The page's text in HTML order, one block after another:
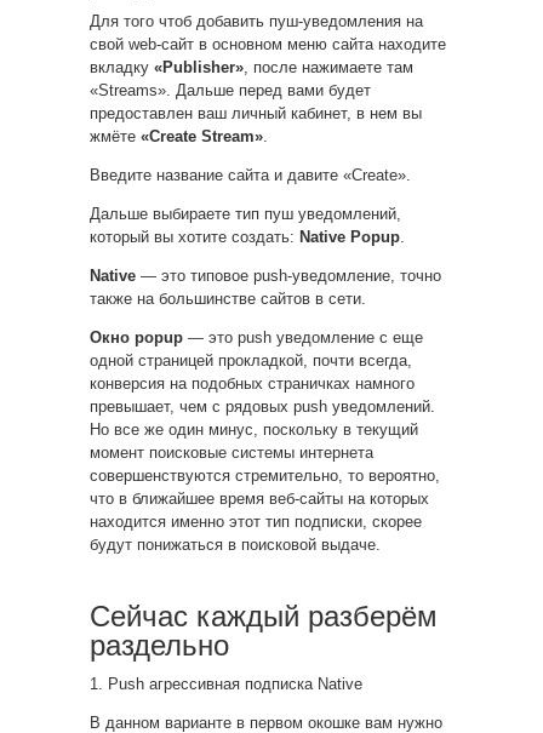
Для того чтоб добавить пуш-уведомления на
свой web-сайт в основном меню сайта находите
вкладку «Publisher», после нажимаете там
«Streams». Дальше перед вами будет
предоставлен ваш личный кабинет, в нем вы
жмёте «Create Stream».
Введите название сайта и давите «Create».
Дальше выбираете тип пуш уведомлений,
который вы хотите создать: Native Popup.
Native — это типовое push-уведомление, точно
также на большинстве сайтов в сети.
Окно popup — это push уведомление с еще
одной страницей прокладкой, почти всегда,
конверсия на подобных страничках намного
превышает, чем с рядовых push уведомлений.
Но все же один минус, поскольку в текущий
момент поисковые системы интернета
совершенствуются стремительно, то вероятно,
что в ближайшее время веб-сайты на которых
находится именно этот тип подписки, скорее
будут понижаться в поисковой выдаче.
Сейчас каждый разберём
раздельно
1. Push агрессивная подписка Native
В данном варианте в первом окошке вам нужно